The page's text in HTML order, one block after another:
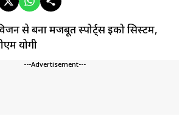
---Advertisement---